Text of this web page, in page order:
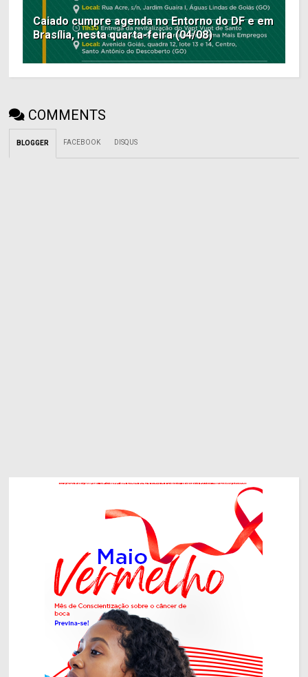
Caiado cumpre agenda no Entorno do DF e em
Brasília, nesta quarta-feira (04/08)
COMMENTS
BLOGGER FACEBOOK DISQUS